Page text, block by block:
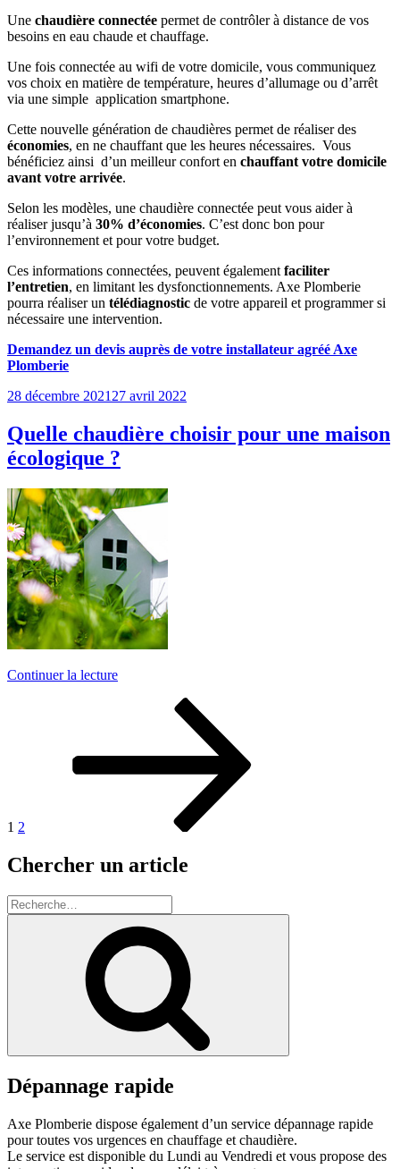
Une chaudière connectée permet de contrôler à distance de vos
besoins en eau chaude et chauffage.
Une fois connectée au wifi de votre domicile, vous communiquez
vos choix en matière de température, heures d’allumage ou d’arrêt
via une simple application smartphone.
Cette nouvelle génération de chaudières permet de réaliser des
économies, en ne chauffant que les heures nécessaires. Vous
bénéficiez ainsi d’un meilleur confort en chauffant votre domicile
avant votre arrivée.
Selon les modèles, une chaudière connectée peut vous aider à
réaliser jusqu’à 30% d’économies. C’est donc bon pour
l’environnement et pour votre budget.
Ces informations connectées, peuvent égalementfaciliter
l’entretien, en limitant les dysfonctionnements. Axe Plomberie
pourra réaliser un télédiagnostic de votre appareil et programmer si
nécessaire une intervention.
Demandez un devis auprès de votre installateur agréé Axe
Plomberie
Publié
28 décembre 202127 avril 2022
Quelle chaudière choisir pour une maison
écologique ?
Continuer la lecturede
une
maison
publications
1 2
Chercher un article
Recherche
pour
Dépannage rapide
Axe Plomberie dispose également d’un service dépannage rapide
pour toutes vos urgences en chauffage et chaudière.
Le service est disponible du Lundi au Vendredi et vous propose des